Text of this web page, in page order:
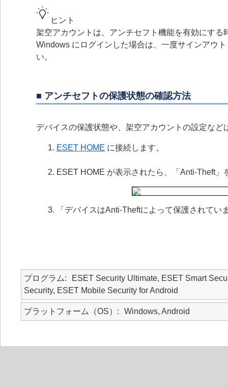
ヒント
架空アカウントは、アンチセフト機能を有効にす
Windows にログインした場合は、一度サインアウ
い。
■ アンチセフトの保護状態の確認方法
デバイスの保護状態や、架空アカウントの設定な
ESET HOME に接続します。
ESET HOME が表示されたら、「Anti-Theft」
「デバイスはAnti-Theftによって保護されて
プログラム
ESET Security Ultimate, ESET Smart
Security, ESET Mobile Security for Android
プラットフォーム（OS） Windows, Android